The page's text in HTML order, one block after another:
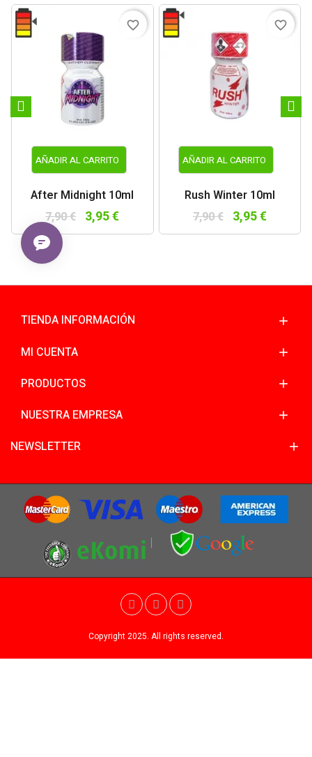
AÑADIR AL CARRITO
After Midnight 10ml
7,90 € 3,95 €
favorite_border
AÑADIR AL CARRITO
Rush Winter 10ml
7,90 € 3,95 €
favorite_border
TIENDA INFORMACIÓN
MI CUENTA
PRODUCTOS
NUESTRA EMPRESA
NEWSLETTER
Copyright 2025. All rights reserved.